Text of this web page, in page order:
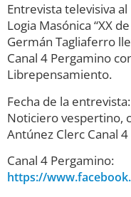
Entrevista televisiva
Logia Masónica “XX
Germán Tagliaferro
Canal 4 Pergamino
Librepensamiento.
Fecha de la
Noticiero vespertino,
Antúnez Clerc Canal
Canal 4 Pergamino:
https://